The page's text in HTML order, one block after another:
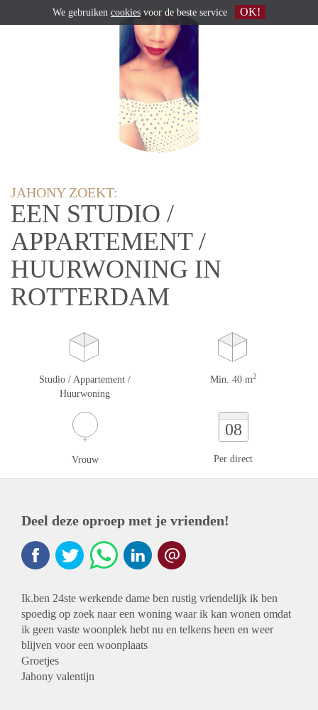
JAHONY ZOEKT:
EEN STUDIO /
APPARTEMENT /
HUURWONING IN
ROTTERDAM
Studio / Appartement /
Huurwoning
Min. 40 m2
Vrouw
08
Per direct
Deel deze oproep met je vrienden!
Ik.ben 24ste werkende dame ben rustig vriendelijk ik ben
spoedig op zoek naar een woning waar ik kan wonen omdat
ik geen vaste woonplek hebt nu en telkens heen en weer
blijven voor een woonplaats
Groetjes
Jahony valentijn
We gebruiken cookies voor de beste service OK!